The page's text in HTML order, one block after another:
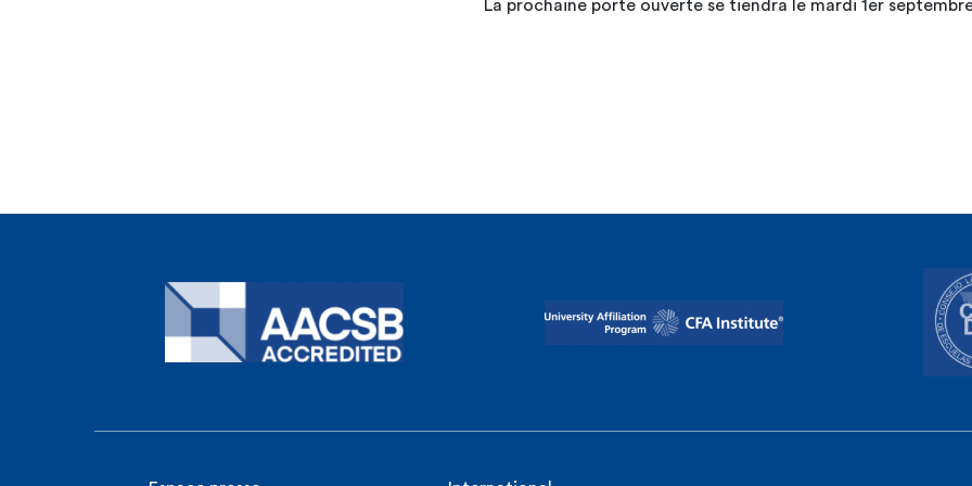
La prochaine porte ouverte se tiendra le mardi 1er